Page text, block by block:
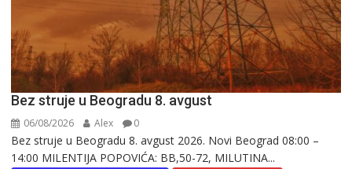
Bez struje u Beogradu 8. avgust
06/08/2026 Alex 0
Bez struje u Beogradu 8. avgust 2026. Novi Beograd 08:00 –
14:00 MILENTIJA POPOVIĆA: BB,50-72, MILUTINA...